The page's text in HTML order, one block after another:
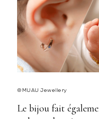
©MUAU Jewellery
Le bijou fait